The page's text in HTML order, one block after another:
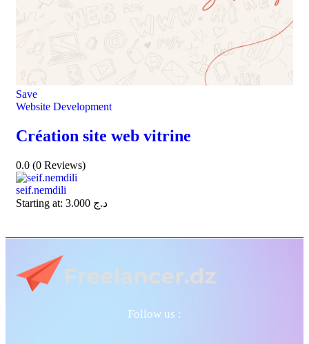
Save
Website Development
Création site web vitrine
0.0 (0 Reviews)
seif.nemdili
Starting at:
د.ج 3.000
Follow us :